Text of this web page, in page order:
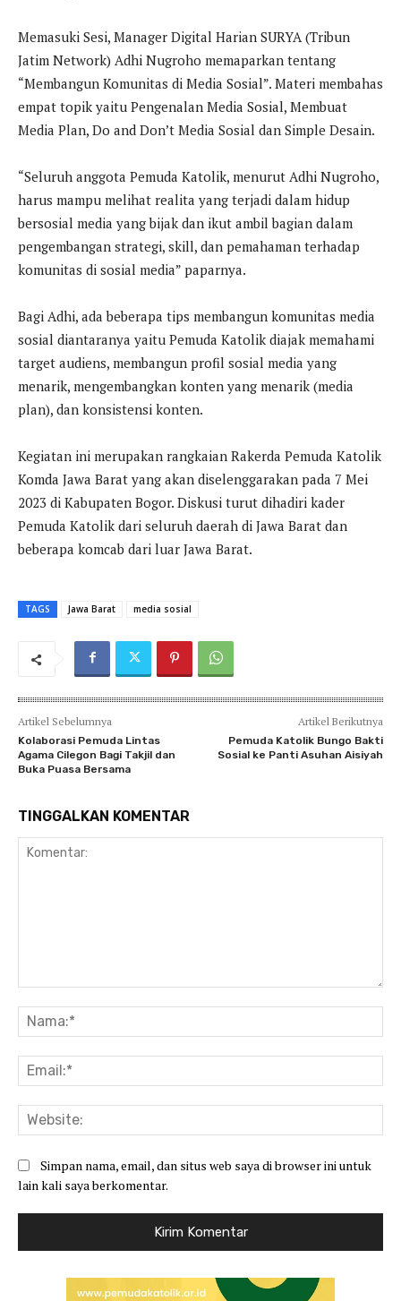
Memasuki Sesi, Manager Digital Harian SURYA (Tribun
Jatim Network) Adhi Nugroho memaparkan tentang
“Membangun Komunitas di Media Sosial”. Materi membahas
empat topik yaitu Pengenalan Media Sosial, Membuat
Media Plan, Do and Don’t Media Sosial dan Simple Desain.
“Seluruh anggota Pemuda Katolik, menurut Adhi Nugroho,
harus mampu melihat realita yang terjadi dalam hidup
bersosial media yang bijak dan ikut ambil bagian dalam
pengembangan strategi, skill, dan pemahaman terhadap
komunitas di sosial media” paparnya.
Bagi Adhi, ada beberapa tips membangun komunitas media
sosial diantaranya yaitu Pemuda Katolik diajak memahami
target audiens, membangun profil sosial media yang
menarik, mengembangkan konten yang menarik (media
plan), dan konsistensi konten.
Kegiatan ini merupakan rangkaian Rakerda Pemuda Katolik
Komda Jawa Barat yang akan diselenggarakan pada 7 Mei
2023 di Kabupaten Bogor. Diskusi turut dihadiri kader
Pemuda Katolik dari seluruh daerah di Jawa Barat dan
beberapa komcab dari luar Jawa Barat.
TAGS Jawa Barat media sosial
Artikel Sebelumnya
Kolaborasi Pemuda Lintas
Agama Cilegon Bagi Takjil dan
Buka Puasa Bersama
Artikel Berikutnya
Pemuda Katolik Bungo Bakti
Sosial ke Panti Asuhan Aisiyah
TINGGALKAN KOMENTAR
Simpan nama, email, dan situs web saya di browser ini untuk
lain kali saya berkomentar.